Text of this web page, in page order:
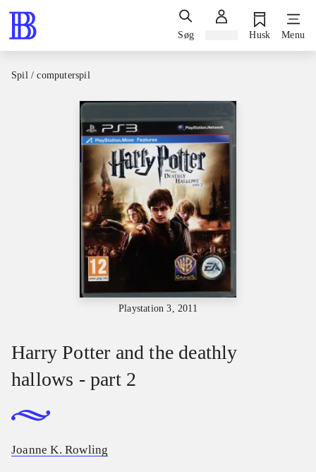
Søg Husk Menu
Spil / computerspil
Playstation 3, 2011
Harry Potter and the deathly
hallows - part 2
Joanne K. Rowling